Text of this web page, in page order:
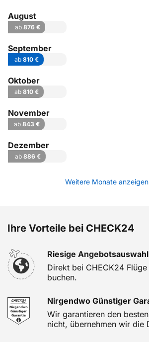
August
ab876 €
September
ab 810 €
Oktober
ab 810 €
November
ab 843 €
Dezember
ab 886 €
Weitere Monate anzeigen
Ihre Vorteile bei CHECK24
Riesige Angebotsauswahl
Direkt bei CHECK24
buchen.
Nirgendwo Günstiger
Wir garantieren den
nicht, übernehmen wir die